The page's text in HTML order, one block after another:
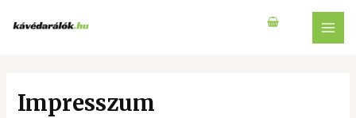
Impresszum